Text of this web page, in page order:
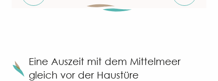
Eine Auszeit mit dem Mittelmeer
gleich vor der Haustüre